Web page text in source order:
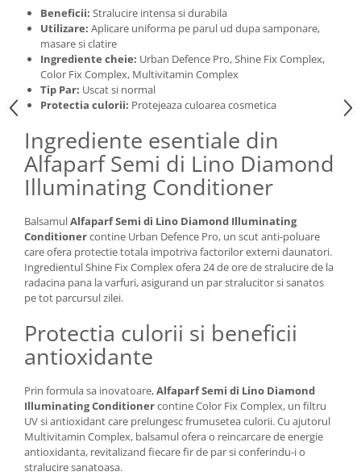
Beneficii: Stralucire intensa si durabila
Utilizare: Aplicare uniforma pe parul ud dupa samponare,
masare si clatire
Ingrediente cheie: Urban Defence Pro, Shine Fix Complex,
Color Fix Complex, Multivitamin Complex
Tip Par: Uscat si normal
Protectia culorii: Protejeaza culoarea cosmetica
Ingrediente esentiale din
Alfaparf Semi di Lino Diamond
Illuminating Conditioner
BalsamulAlfaparf Semi di Lino Diamond Illuminating
Conditionercontine Urban Defence Pro, un scut anti-poluare
care ofera protectie totala impotriva factorilor externi daunatori.
Ingredientul Shine Fix Complex ofera 24 de ore de stralucire de la
radacina pana la varfuri, asigurand un par stralucitor si sanatos
pe tot parcursul zilei.
Protectia culorii si beneficii
antioxidante
Prin formula sa inovatoare,Alfaparf Semi di Lino Diamond
Illuminating Conditionercontine Color Fix Complex, un filtru
UV si antioxidant care prelungesc frumusetea culorii. Cu ajutorul
Multivitamin Complex, balsamul ofera o reincarcare de energie
antioxidanta, revitalizand fiecare fir de par si conferindu-i o
stralucire sanatoasa.